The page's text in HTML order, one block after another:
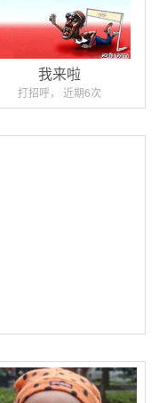
我来啦
打招呼， 近期6次